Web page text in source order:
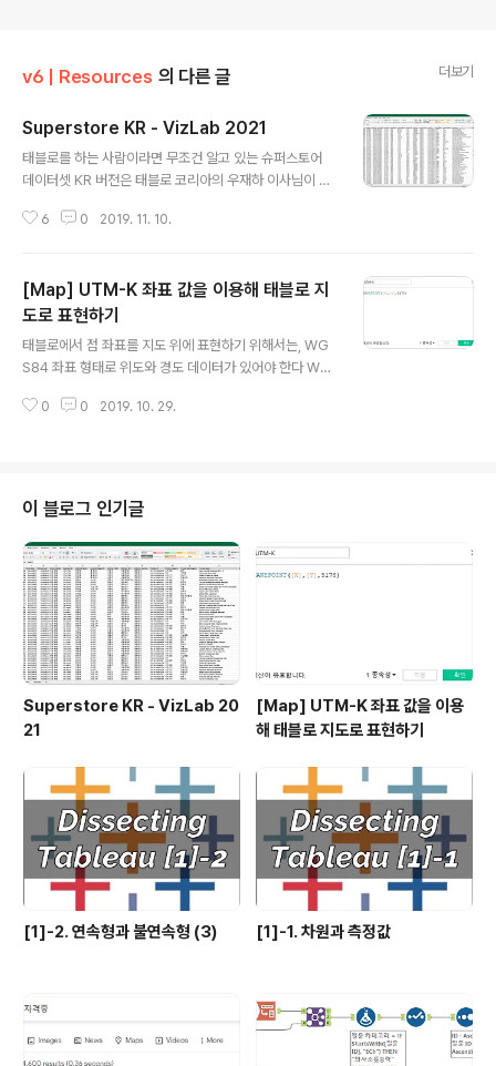
v6 | Resources 의 다른 글 더보기
Superstore KR - VizLab 2021
태블로를 하는 사람이라면 무조건 알고 있는 슈퍼스토어
데이터셋 KR 버전은 태블로 코리아의 우재하 이사님이 최
우 이사님이 배포한 버전에서 연도 부분을 최신화하고, 지
문 대신 영문으로 바꾸어 사용자 편의를 도모하였습니다
(태블로가 한국어를 잘 인식하긴 하지만 계산된 필드를 만
드는 것은 확실히 영문이 조금 더 나은 것 같습니다) 추후
파일이 업데이트 되는 부분이 있으면 본 포스트에 그 내용
0 Superstore KR - VizLab 2019 최초 배포 2020.0
6 0 2019. 11. 10.
[Map] UTM-K 좌표 값을 이용해 태블로 지
도로 표현하기
태블로에서 점 좌표를 지도 위에 표현하기 위해서는, WG
S84 좌표 형태로 위도와 경도 데이터가 있어야 한다 WG
이렇게 표시되는 좌표계인데, 우리 모두가 잘 알고 있는 독
TM-K 5178 좌표계는, 이제까지는 태블로 위로 올릴 수
있는 방법이 마땅치 않았는데, 2019.3버전이 출시되면서
비로소 가능하게 되었다! 지도와 관련된 프로젝트를 하다
보면 항상 좌표계 문제가 걸리게 되었는데, 이렇게 새로운
기능들이 하나씩 나오면서 보완되는 방향으로 가는 것은
정말로 바람직한 현..
0 0 2019. 10. 29.
이 블로그 인기글
Superstore KR - VizLab 20
21
[Map] UTM-K 좌표 값을 이용
해 태블로 지도로 표현하기
[1]-2. 연속형과 불연속형 (3) [1]-1. 차원과 측정값